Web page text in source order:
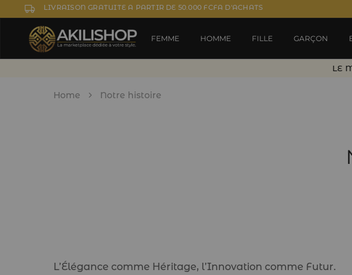
LIVRAISON GRATUITE A PARTIR DE 50.000 FCFA D'ACHATS
FEMME HOMME FILLE GARÇON
LE
Home Notre histoire
L’Élégance comme Héritage, l’Innovation comme Futur.